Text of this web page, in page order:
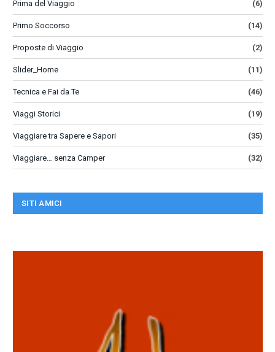
Prima del Viaggio (6)
Primo Soccorso (14)
Proposte di Viaggio (2)
Slider_Home (11)
Tecnica e Fai da Te (46)
Viaggi Storici (19)
Viaggiare tra Sapere e Sapori (35)
Viaggiare… senza Camper (32)
SITI AMICI